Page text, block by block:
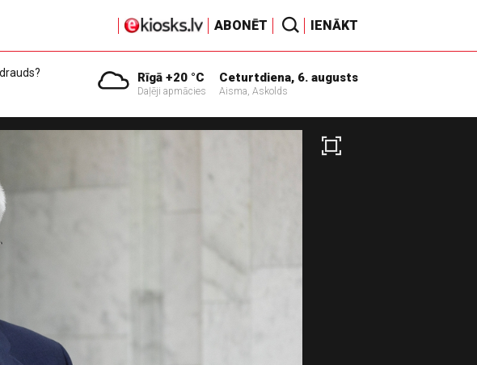
ABONĒT IENĀKT
Rīgā +20 °C
Daļēji apmācies
Ceturtdiena, 6. augusts
Aisma, Askolds